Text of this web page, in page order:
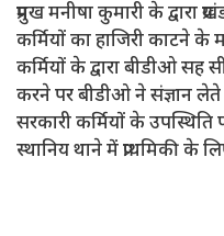
प्रमुख मनीषा कुमारी के द्वारा
कर्मियों का हाजिरी काटने के
कर्मियों के द्वारा बीडीओ
करने पर बीडीओ ने संज्ञान
सरकारी कर्मियों के
स्थानिय थाने में प्राथमिकी के